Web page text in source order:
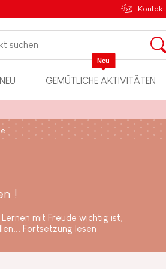
Kontakt
NEU GEMÜTLICHE AKTIVITÄTEN
Neu
!
mit Freude wichtig ist,
Fortsetzung lesen